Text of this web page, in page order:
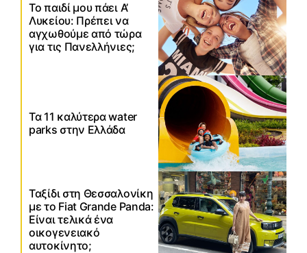
Το παιδί μου πάει Α’
Λυκείου: Πρέπει να
αγχωθούμε από τώρα
για τις Πανελλήνιες;
Τα 11 καλύτερα water
parks στην Ελλάδα
Ταξίδι στη Θεσσαλονίκη
με το Fiat Grande Panda:
Είναι τελικά ένα
οικογενειακό
αυτοκίνητο;